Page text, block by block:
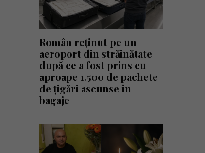
Român reținut pe un
aeroport din străinătate
după ce a fost prins cu
aproape 1.500 de pachete
de țigări ascunse în
bagaje